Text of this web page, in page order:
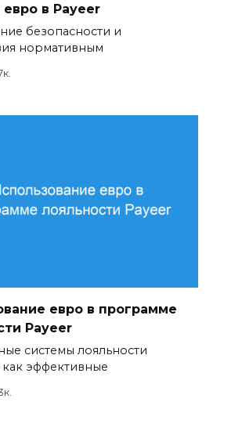
в Payeer
безопасности и
нормативным
евро в программе
Payeer
системы лояльности
как эффективные